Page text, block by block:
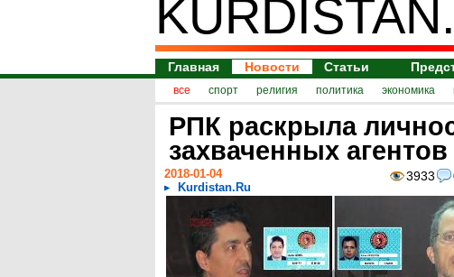
Главная Новости Статьи
все спорт религия политика экономика
РПК раскрыла
захваченных агентов
3933
2018-01-04
Kurdistan.Ru